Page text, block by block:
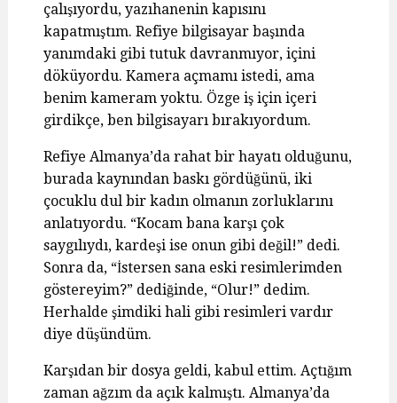
çalışıyordu, yazıhanenin kapısını
kapatmıştım. Refiye bilgisayar başında
yanımdaki gibi tutuk davranmıyor, içini
döküyordu. Kamera açmamı istedi, ama
benim kameram yoktu. Özge iş için içeri
girdikçe, ben bilgisayarı bırakıyordum.
Refiye Almanya’da rahat bir hayatı olduğunu,
burada kaynından baskı gördüğünü, iki
çocuklu dul bir kadın olmanın zorluklarını
anlatıyordu. “Kocam bana karşı çok
saygılıydı, kardeşi ise onun gibi değil!” dedi.
Sonra da, “İstersen sana eski resimlerimden
göstereyim?” dediğinde, “Olur!” dedim.
Herhalde şimdiki hali gibi resimleri vardır
diye düşündüm.
Karşıdan bir dosya geldi, kabul ettim. Açtığım
zaman ağzım da açık kalmıştı. Almanya’da